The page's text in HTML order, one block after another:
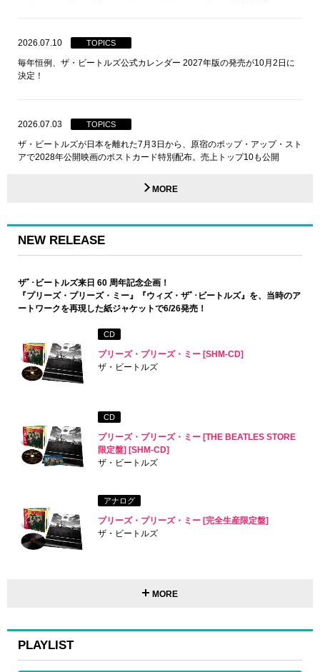
2026.07.10 TOPICS
毎年恒例、ザ・ビートルズ公式カレンダー 2027年版の発売が10月2日に
決定！
2026.07.03 TOPICS
ザ・ビートルズが日本を離れた7月3日から、原宿のポップ・アップ・スト
アで2028年公開映画のポストカード特別配布。売上トップ10も公開
MORE
NEW RELEASE
ザﾞ･ビートルズ来日 60 周年記念企画！
『プリーズ・プリーズ・ミー』『ウィズ・ザﾞ･ビートルズ』を、当時のア
ートワークを再現した紙ジャケットで6/26発売！
CD
プリーズ・プリーズ・ミー [SHM-CD]
ザ・ビートルズ
CD
プリーズ・プリーズ・ミー [THE BEATLES STORE
限定盤] [SHM-CD]
ザ・ビートルズ
アナログ
プリーズ・プリーズ・ミー [完全生産限定盤]
ザ・ビートルズ
MORE
PLAYLIST